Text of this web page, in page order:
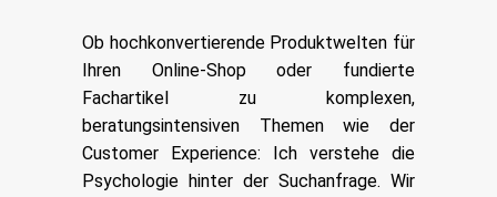
Ob hochkonvertierende Produktwelten für
Ihren Online-Shop oder fundierte
Fachartikel zu komplexen,
beratungsintensiven Themen wie der
Customer Experience: Ich verstehe die
Psychologie hinter der Suchanfrage. Wir